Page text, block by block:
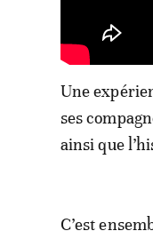
Une
ses
ainsi que
C’est